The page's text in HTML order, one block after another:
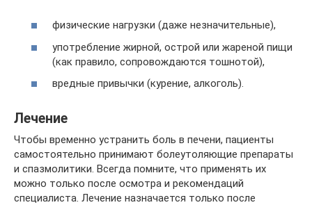
физические нагрузки (даже незначительные),
употребление жирной, острой или жареной пищи
(как правило, сопровождаются тошнотой),
вредные привычки (курение, алкоголь).
Лечение
Чтобы временно устранить боль в печени, пациенты
самостоятельно принимают болеутоляющие препараты
и спазмолитики. Всегда помните, что применять их
можно только после осмотра и рекомендаций
специалиста. Лечение назначается только после